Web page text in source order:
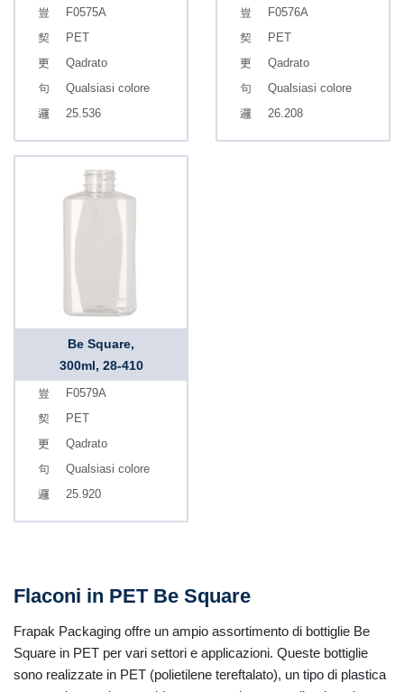
F0575A
PET
Qadrato
Qualsiasi colore
25.536
F0576A
PET
Qadrato
Qualsiasi colore
26.208
Be Square,
300ml, 28-410
F0579A
PET
Qadrato
Qualsiasi colore
25.920
Flaconi in PET Be Square
Frapak Packaging offre un ampio assortimento di bottiglie Be
Square in PET per vari settori e applicazioni. Queste bottiglie
sono realizzate in PET (polietilene tereftalato), un tipo di plastica